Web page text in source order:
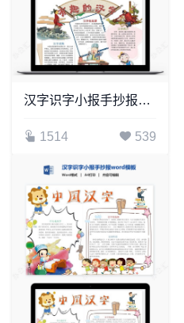
汉字识字小报手抄报word模板(19)
1514 539